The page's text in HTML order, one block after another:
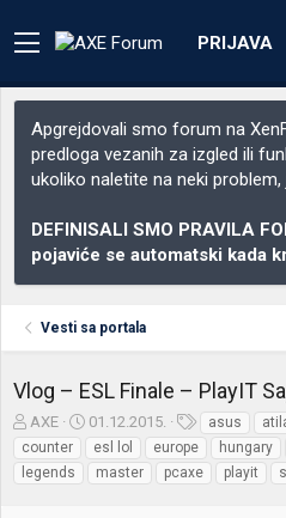
PRIJAVA
Apgrejdovali smo forum na
predloga vezanih za izgled ili
ukoliko naletite na neki problem,
DEFINISALI SMO PRAVILA
pojaviće se automatski kada
Vesti sa portala
Vlog – ESL Finale – PlayIT
Z
a
č
e
AXE
D
a
t
u
01.12.2015.
z
n
a
asus
counter
esl lol europe hungary
legends
master pcaxe playit